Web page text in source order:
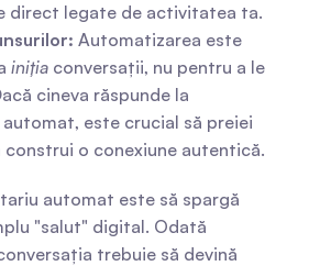
direct legate de activitatea ta.
Automatizarea este
iniția conversații, nu pentru a le
cineva răspunde la
este crucial să preiei
construi o conexiune autentică.
automat este să spargă
"salut" digital. Odată
trebuie să devină